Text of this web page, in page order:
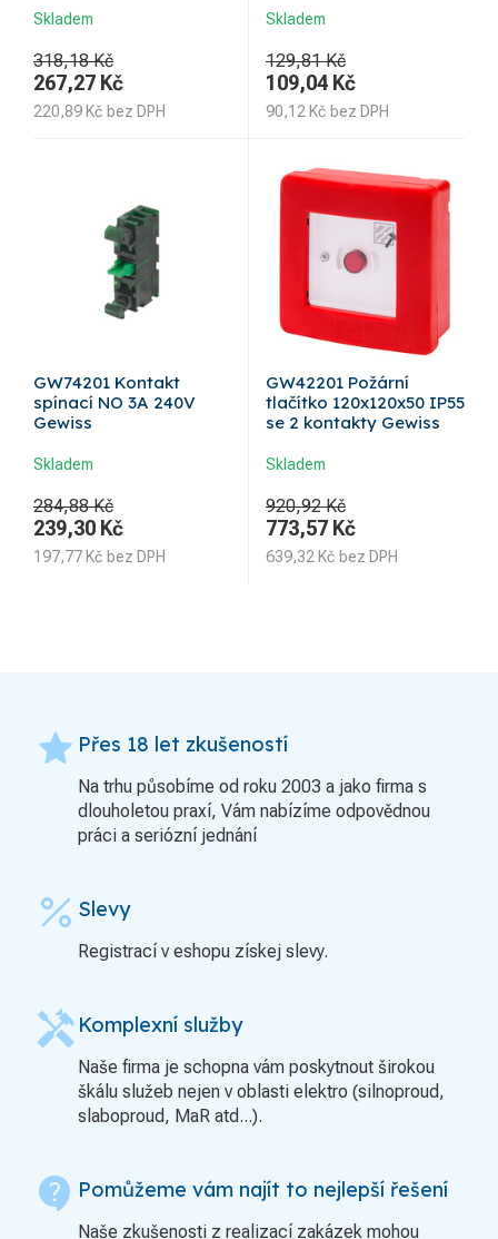
Skladem
318,18 Kč
267,27 Kč
220,89 Kč bez DPH
Skladem
129,81 Kč
109,04 Kč
90,12 Kč bez DPH
GW74201 Kontakt
spínací NO 3A 240V
Gewiss
Skladem
284,88 Kč
239,30 Kč
197,77 Kč bez DPH
GW42201 Požární
tlačítko 120x120x50 IP55
se 2 kontakty Gewiss
Skladem
920,92 Kč
773,57 Kč
639,32 Kč bez DPH
grade Přes 18 let zkušeností
Na trhu působíme od roku 2003 a jako firma s
dlouholetou praxí, Vám nabízíme odpovědnou
práci a seriózní jednání
percent Slevy
Registrací v eshopu získej slevy.
handyman Komplexní služby
Naše firma je schopna vám poskytnout širokou
škálu služeb nejen v oblasti elektro (silnoproud,
slaboproud, MaR atd...).
contact_support Pomůžeme vám najít to nejlepší řešení
Naše zkušenosti z realizací zakázek mohou